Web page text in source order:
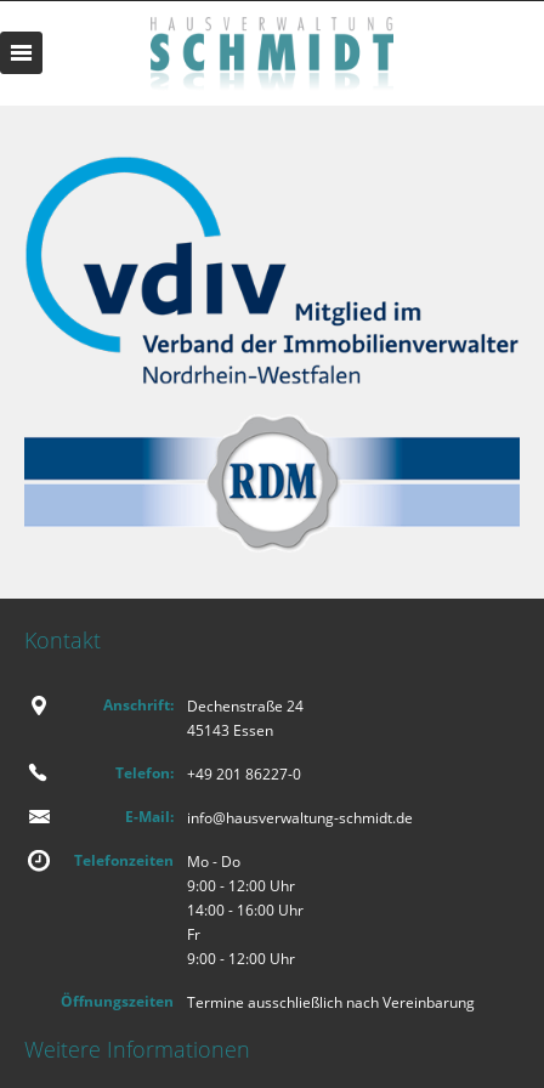
Kontakt
Anschrift:
Dechenstraße 24
45143 Essen
Telefon: +49 201 86227-0
E-Mail: info@hausverwaltung-schmidt.de
Telefonzeiten
Mo - Do
9:00 - 12:00 Uhr
14:00 - 16:00 Uhr
Fr
9:00 - 12:00 Uhr
Öffnungszeiten Termine ausschließlich nach Vereinbarung
Weitere Informationen